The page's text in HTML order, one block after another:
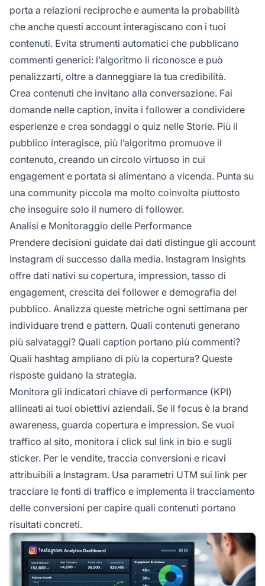
porta a relazioni reciproche e aumenta la probabilità
che anche questi account interagiscano con i tuoi
contenuti. Evita strumenti automatici che pubblicano
commenti generici: l’algoritmo li riconosce e può
penalizzarti, oltre a danneggiare la tua credibilità.
Crea contenuti che invitano alla conversazione. Fai
domande nelle caption, invita i follower a condividere
esperienze e crea sondaggi o quiz nelle Storie. Più il
pubblico interagisce, più l’algoritmo promuove il
contenuto, creando un circolo virtuoso in cui
engagement e portata si alimentano a vicenda. Punta su
una community piccola ma molto coinvolta piuttosto
che inseguire solo il numero di follower.
Analisi e Monitoraggio delle Performance
Prendere decisioni guidate dai dati distingue gli account
Instagram di successo dalla media. Instagram Insights
offre dati nativi su copertura, impression, tasso di
engagement, crescita dei follower e demografia del
pubblico. Analizza queste metriche ogni settimana per
individuare trend e pattern. Quali contenuti generano
più salvataggi? Quali caption portano più commenti?
Quali hashtag ampliano di più la copertura? Queste
risposte guidano la strategia.
Monitora gli indicatori chiave di performance (KPI)
allineati ai tuoi obiettivi aziendali. Se il focus è la brand
awareness, guarda copertura e impression. Se vuoi
traffico al sito, monitora i click sul link in bio e sugli
sticker. Per le vendite, traccia conversioni e ricavi
attribuibili a Instagram. Usa parametri UTM sui link per
tracciare le fonti di traffico e implementa il tracciamento
delle conversioni per capire quali contenuti portano
risultati concreti.